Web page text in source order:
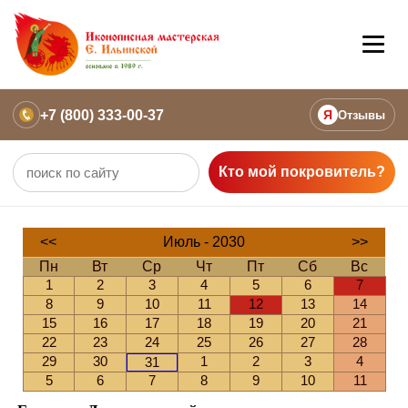
+7 (800) 333-00-37 Я Отзывы
Кто мой покровитель?
<< Июль - 2030
>>
Пн
Вт Ср Чт Пт Сб
Вс
1
2 3 4 5 6
7
8
9 10 11 12 13
14
15
16 17 18 19 20
21
22
23 24 25 26 27
28
29
30 31 1 2 3
4
5
6 7 8 9 10 11